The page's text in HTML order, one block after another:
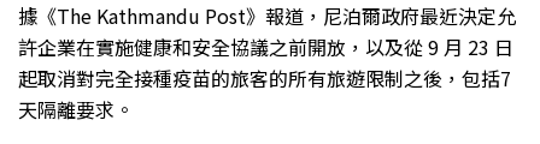
據《The Kathmandu Post》報道，尼泊爾政府最近決定允
許企業在實施健康和安全協議之前開放，以及從 9 月 23 日
起取消對完全接種疫苗的旅客的所有旅遊限制之後，包括7
天隔離要求。